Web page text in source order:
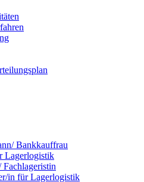
Bankkauffrau
Lagerlogistik
Fachlageristin
in für Lagerlogistik